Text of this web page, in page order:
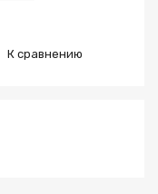
К сравнению